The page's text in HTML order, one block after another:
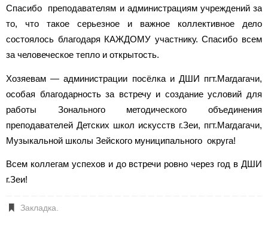
Спасибо преподавателям и администрациям учреждений за
то, что такое серьезное и важное коллективное дело
состоялось благодаря КАЖДОМУ участнику. Спасибо всем
за человеческое тепло и открытость.
Хозяевам — администрации посёлка и ДШИ пгт.Магдагачи,
особая благодарность за встречу и создание условий для
работы Зонального методического объединения
преподавателей Детских школ искусств г.Зеи, пгт.Магдагачи,
Музыкальной школы Зейского муниципального округа!
Всем коллегам успехов и до встречи ровно через год в ДШИ
г.Зеи!
Закладка